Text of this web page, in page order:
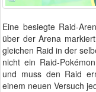
Eine besiegte Raid-
über der Arena
gleichen Raid in der
nicht ein Raid-
und muss den Raid
einem neuen Versuch